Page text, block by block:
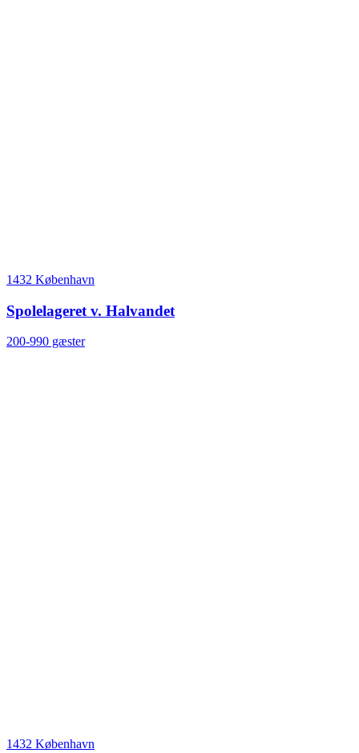
1432 København
Spolelageret v. Halvandet
200-990 gæster
1432 København